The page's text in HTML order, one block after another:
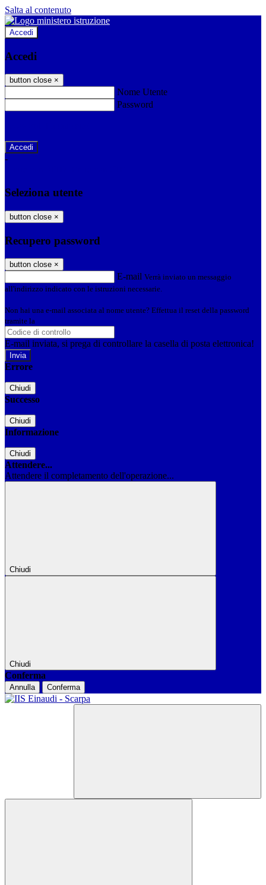
Salta al contenuto
Accedi
Accedi
button close ×
Nome Utente
Password
-
Seleziona utente
button close ×
Recupero password
button close ×
E-mail Verrà inviato un messaggio
all'indirizzo indicato con le istruzioni necessarie.
Non hai una e-mail associata al nome utente? Effettua il reset della password
tramite la
E-mail inviata, si prega di controllare la casella di posta elettronica!
Errore
Chiudi
Successo
Chiudi
Informazione
Chiudi
Attendere...
Attendere il completamento dell'operazione...
Chiudi
Chiudi
Conferma
Annulla Conferma